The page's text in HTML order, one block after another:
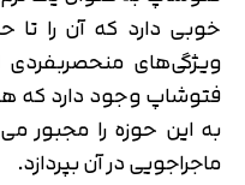
خوبی دارد که آن را تا
ویژگی‌های منحصربفردی
فتوشاپ وجود دارد که
به این حوزه را مجبور
ماجراجویی در آن بپردازد.